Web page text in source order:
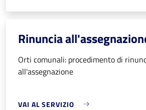
Rinuncia
Orti comunali: procedimento di
all'assegnazione
VAI AL SERVIZIO